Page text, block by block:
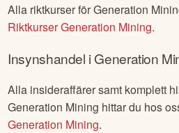
Alla riktkurser förGeneration
RiktkurserGeneration Mining.
Insynshandel iGeneration
Alla insideraffärer samt komplett
Generation Mining hittar du hos
Generation Mining.